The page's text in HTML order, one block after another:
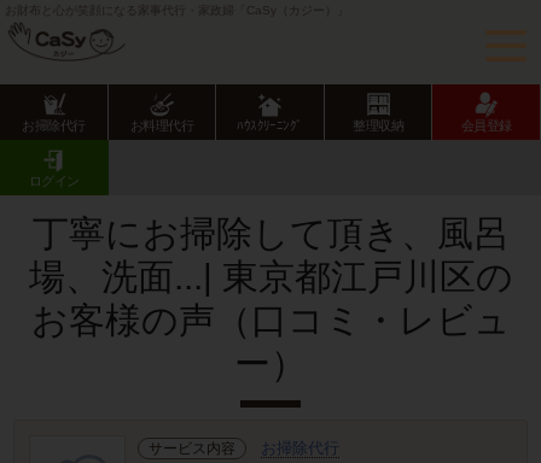
お財布と心が笑顔になる家事代行・家政婦「CaSy（カジー）」
お掃除代行 お料理代行 ﾊｳｽｸﾘｰﾆﾝｸﾞ 整理収納 会員登録
ログイン
CaSy TOP
お客様の声･口コミ詳細
丁寧にお掃除して頂き、風呂
場、洗面...| 東京都江戸川区の
お客様の声（口コミ・レビュ
ー）
サービス内容 お掃除代行